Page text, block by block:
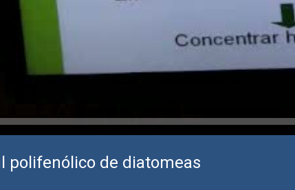
polifenólico de diatomeas